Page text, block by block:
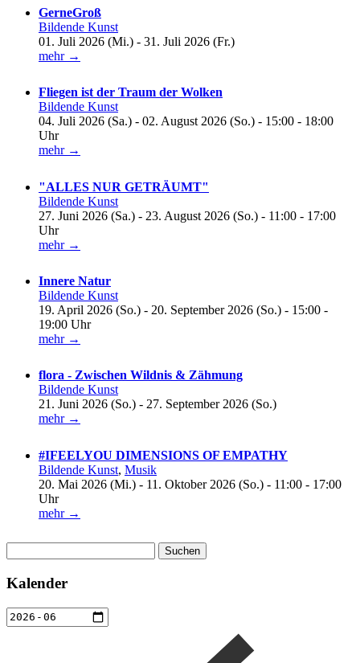
GerneGroß
Bildende Kunst
01. Juli 2026 (Mi.) - 31. Juli 2026 (Fr.)
mehr →
Fliegen ist der Traum der Wolken
Bildende Kunst
04. Juli 2026 (Sa.) - 02. August 2026 (So.) - 15:00 - 18:00
Uhr
mehr →
"ALLES NUR GETRÄUMT"
Bildende Kunst
27. Juni 2026 (Sa.) - 23. August 2026 (So.) - 11:00 - 17:00
Uhr
mehr →
Innere Natur
Bildende Kunst
19. April 2026 (So.) - 20. September 2026 (So.) - 15:00 -
19:00 Uhr
mehr →
flora - Zwischen Wildnis & Zähmung
Bildende Kunst
21. Juni 2026 (So.) - 27. September 2026 (So.)
mehr →
#IFEELYOU DIMENSIONS OF EMPATHY
Bildende Kunst, Musik
20. Mai 2026 (Mi.) - 11. Oktober 2026 (So.) - 11:00 - 17:00
Uhr
mehr →
nach:
Kalender